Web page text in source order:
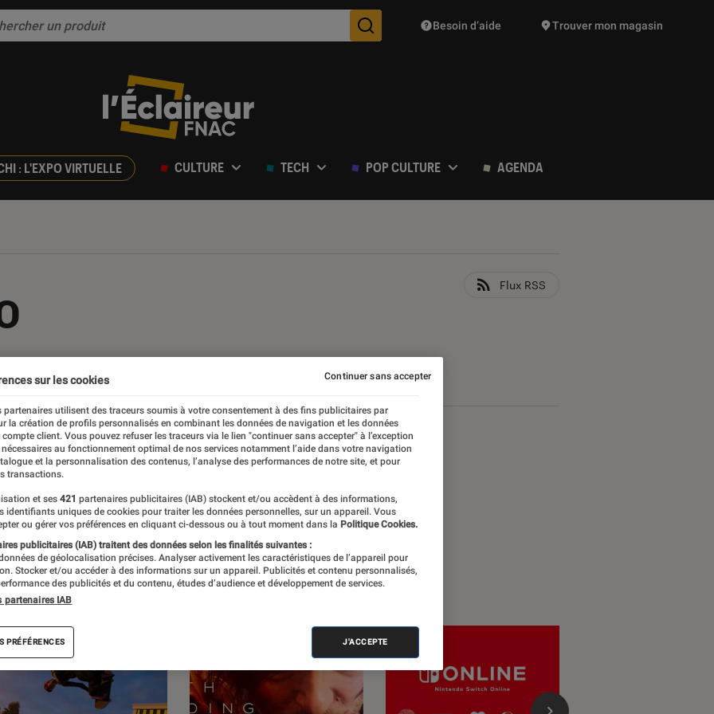
Des suggestions de produits vont vous être proposées
Besoin d’aide Trouver mon magasin
: L'EXPO VIRTUELLE CULTURE TECH POP CULTURE AGENDA
Flux RSS
Jeux Vidéo PC
L’Éclaireur Fnac. Découvrez les sorties du
ainsi que des reportages sur l’un
France.
sur les cookies
partenaires utilisent des traceurs soumis à votre consentement à des fins publicitaires par
la création de profils personnalisés en combinant les données de navigation et les données
compte client. Vous pouvez refuser les traceurs via le lien "continuer sans accepter" à l’exception
au fonctionnement optimal de nos services notamment l’aide dans votre navigation
et la personnalisation des contenus, l’analyse des performances de notre site, et pour
transactions.
et ses 421 partenaires publicitaires (IAB) stockent et/ou accèdent à des informations,
identifiants uniques de cookies pour traiter les données personnelles, sur un appareil. Vous
ou gérer vos préférences en cliquant ci-dessous ou à tout moment dans la Politique Cookies.
publicitaires (IAB) traitent des données selon les finalités suivantes :
de géolocalisation précises. Analyser activement les caractéristiques de l’appareil pour
Stocker et/ou accéder à des informations sur un appareil. Publicités et contenu personnalisés,
des publicités et du contenu, études d’audience et développement de services.
partenaires IAB
PRÉFÉRENCES J'ACCEPTE
Continuer sans accepter